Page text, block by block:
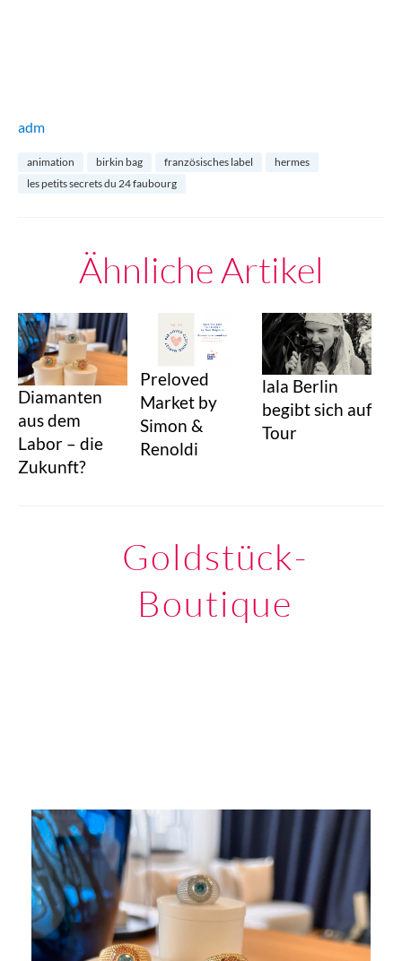
adm
animation birkin bag französisches label
hermes
les petits secrets du 24 faubourg
Ähnliche Artikel
Diamanten
aus dem
Labor – die
Zukunft?
Preloved
Market by
Simon &
Renoldi
lala Berlin
begibt sich auf
Tour
Goldstück-
Boutique